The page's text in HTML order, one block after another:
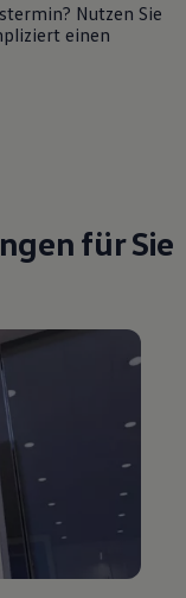
Nutzen Sie
einen
für Sie